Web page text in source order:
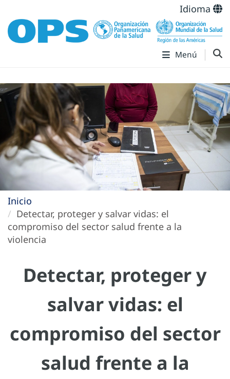
Idioma
Menú
Inicio
Detectar, proteger y salvar vidas: el
compromiso del sector salud frente a la
violencia
Detectar, proteger y
salvar vidas: el
compromiso del sector
salud frente a la